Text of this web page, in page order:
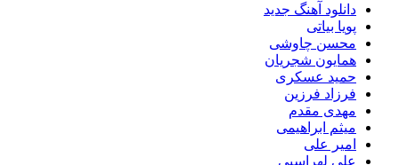
دانلود آهنگ جدید
پویا بیاتی
محسن چاوشی
همایون شجریان
حمید عسکری
فرزاد فرزین
مهدی مقدم
میثم ابراهیمی
امیر علی
علی لهراسبی